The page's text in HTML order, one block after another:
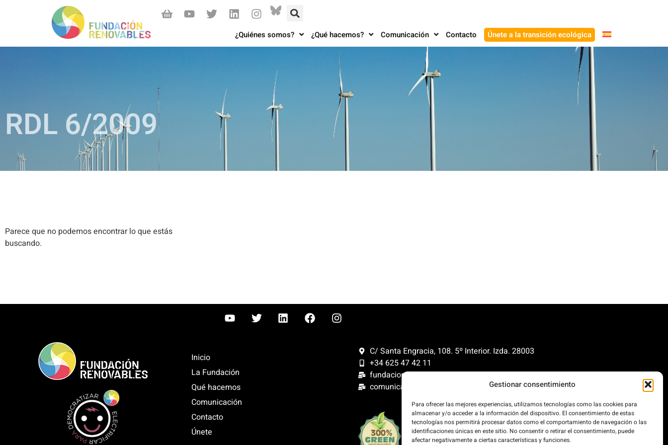
Gestionar consentimiento
Para ofrecer las mejores experiencias, utilizamos tecnologías como las cookies para
almacenar y/o acceder a la información del dispositivo. El consentimiento de estas
tecnologías nos permitirá procesar datos como el comportamiento de navegación o las
identificaciones únicas en este sitio. No consentir o retirar el consentimiento, puede
afectar negativamente a ciertas características y funciones.
¿Quiénes somos? ¿Qué hacemos? Comunicación Contacto Únete a la transición ecológica
RDL 6/2009
Parece que no podemos encontrar lo que estás
buscando.
Inicio
La Fundación
Qué hacemos
Comunicación
Contacto
Únete
C/ Santa Engracia, 108. 5º Interior. Izda. 28003
+34 625 47 42 11
fundacion@fundacionrenovables.org
comunicacion@fundacionrenovables.org
Compensamos la huella de carbono en un
300%. Web 100% impulsada por energías
renovables.